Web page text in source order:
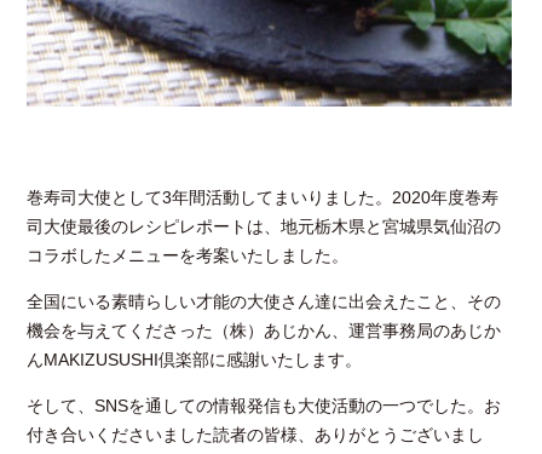
巻寿司大使として3年間活動してまいりました。2020年度巻寿
司大使最後のレシピレポートは、地元栃木県と宮城県気仙沼の
コラボしたメニューを考案いたしました。
全国にいる素晴らしい才能の大使さん達に出会えたこと、その
機会を与えてくださった（株）あじかん、運営事務局のあじか
んMAKIZUSUSHI倶楽部に感謝いたします。
そして、SNSを通しての情報発信も大使活動の一つでした。お
付き合いくださいました読者の皆様、ありがとうございまし